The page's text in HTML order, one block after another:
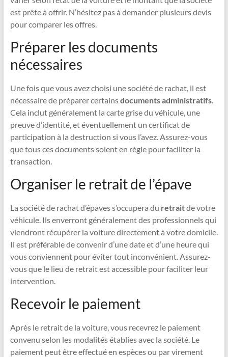
est prête à offrir. N’hésitez pas à demander plusieurs devis
pour comparer les offres.
Préparer les documents
nécessaires
Une fois que vous avez choisi une société de rachat, il est
nécessaire de préparer certainsdocuments administratifs.
Cela inclut généralement la carte grise du véhicule, une
preuve d’identité, et éventuellement un certificat de
participation à la destruction si vous l’avez. Assurez-vous
que tous ces documents soient en règle pour faciliter la
transaction.
Organiser le retrait de l’épave
La société de rachat d’épaves s’occupera du retraitde votre
véhicule. Ils enverront généralement des professionnels qui
viendront récupérer la voiture directement à votre domicile.
Il est préférable de convenir d’une date et d’une heure qui
vous conviennent pour éviter tout inconvénient. Assurez-
vous que le lieu de retrait est accessible pour faciliter leur
intervention.
Recevoir le paiement
Après le retrait de la voiture, vous recevrez le paiement
convenu selon les modalités établies avec la société. Le
paiement peut être effectué en espèces ou par virement